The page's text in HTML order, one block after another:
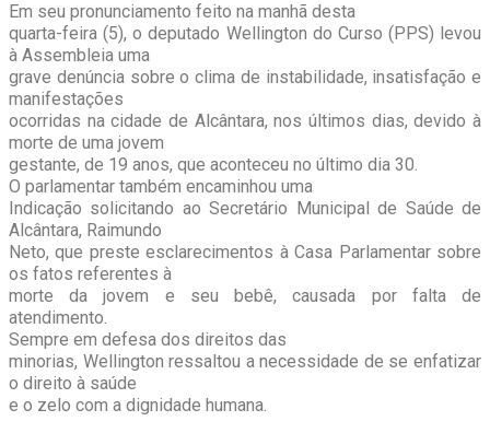
Em seu pronunciamento feito na manhã desta
quarta-feira (5), o deputado Wellington do Curso (PPS) levou
à Assembleia uma
grave denúncia sobre o clima de instabilidade, insatisfação e
manifestações
ocorridas na cidade de Alcântara, nos últimos dias, devido à
morte de uma jovem
gestante, de 19 anos, que aconteceu no último dia 30.
O parlamentar também encaminhou uma
Indicação solicitando ao Secretário Municipal de Saúde de
Alcântara, Raimundo
Neto, que preste esclarecimentos à Casa Parlamentar sobre
os fatos referentes à
morte da jovem e seu bebê, causada por falta de
atendimento.
Sempre em defesa dos direitos das
minorias, Wellington ressaltou a necessidade de se enfatizar
o direito à saúde
e o zelo com a dignidade humana.